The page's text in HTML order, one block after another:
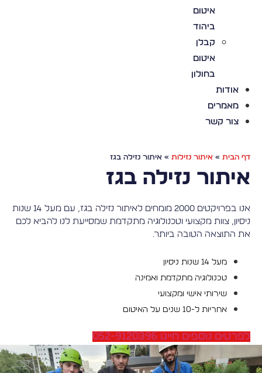
איטום
ביהוד
קבלן
איטום
בחולון
אודות
מאמרים
צור קשר
דף הבית»איתור נזילות»איתור נזילה בגז
איתור נזילה בגז
אנו בפרויקטים 2000 מומחים לאיתור נזילה בגז, עם מעל 14 שנות
ניסיון, צוות מקצועי וטכנולוגיה מתקדמת שמסייעת לנו להביא לכם
את התוצאה הטובה ביותר.
מעל 14 שנות ניסיון
טכנולוגיה מתקדמת ואמינה
שירותי אישי ומקצועי
אחריות ל-10 שנים על האיטום
לפרטים נוספים חייגו 052-9120396